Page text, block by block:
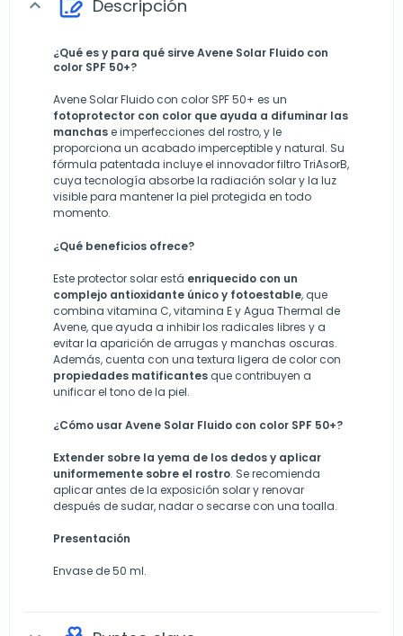
expand_more Descripción
¿Qué es y para qué sirve Avene Solar Fluido con
color SPF 50+?
Avene Solar Fluido con color SPF 50+ es un
fotoprotector con color que ayuda a difuminar las
manchase imperfecciones del rostro, y le
proporciona un acabado imperceptible y natural. Su
fórmula patentada incluye el innovador filtro TriAsorB,
cuya tecnología absorbe la radiación solar y la luz
visible para mantener la piel protegida en todo
momento.
¿Qué beneficios ofrece?
Este protector solar está enriquecido con un
complejo antioxidante único y fotoestable, que
combina vitamina C, vitamina E y Agua Thermal de
Avene, que ayuda a inhibir los radicales libres y a
evitar la aparición de arrugas y manchas oscuras.
Además, cuenta con una textura ligera de color con
propiedades matificantes que contribuyen a
unificar el tono de la piel.
¿Cómo usar Avene Solar Fluido con color SPF 50+?
Extender sobre la yema de los dedos y aplicar
uniformemente sobre el rostro. Se recomienda
aplicar antes de la exposición solar y renovar
después de sudar, nadar o secarse con una toalla.
Presentación
Envase de 50 ml.